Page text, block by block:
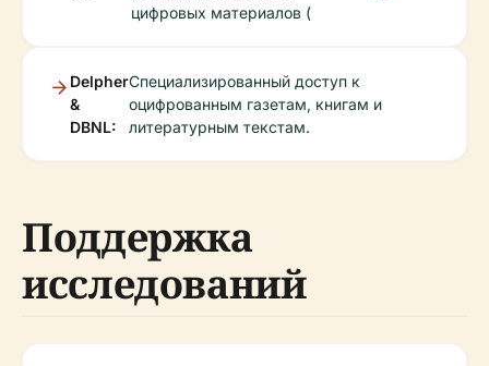
цифровых материалов (
Delpher
&
DBNL:
Специализированный доступ к
оцифрованным газетам, книгам и
литературным текстам.
Поддержка
исследований